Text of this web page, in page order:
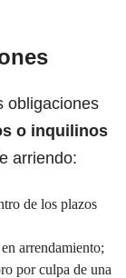
obligaciones
o inquilinos
arriendo:
de los plazos
arrendamiento;
por culpa de una